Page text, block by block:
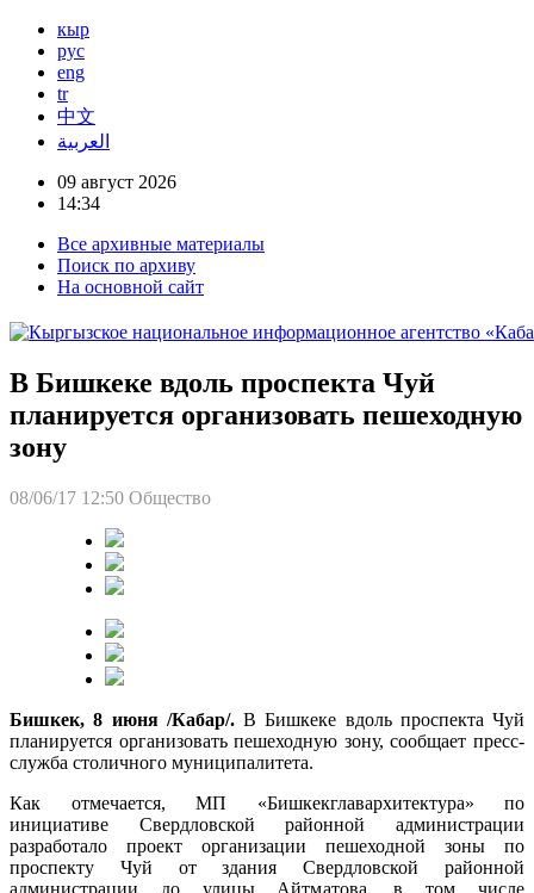
кыр
рус
eng
tr
中文
العربية
09 август 2026
14:34
Все архивные материалы
Поиск по архиву
На основной сайт
В Бишкеке вдоль проспекта Чуй
планируется организовать пешеходную
зону
08/06/17 12:50 Общество
Бишкек, 8 июня /Кабар/. В Бишкеке вдоль проспекта Чуй
планируется организовать пешеходную зону, сообщает пресс-
служба столичного муниципалитета.
Как отмечается, МП «Бишкекглавархитектура» по
инициативе Свердловской районной администрации
разработало проект организации пешеходной зоны по
проспекту Чуй от здания Свердловской районной
администрации до улицы Айтматова, в том числе